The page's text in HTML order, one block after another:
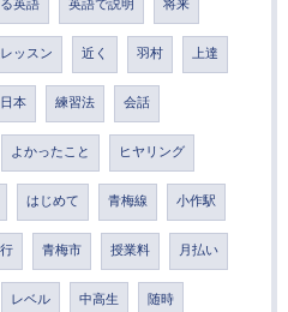
英語 英語で説明 将来
ッスン 近く 羽村 上達
日本 練習法 会話
よかったこと ヒヤリング
はじめて 青梅線 小作駅
青梅市 授業料 月払い
レベル 中高生 随時